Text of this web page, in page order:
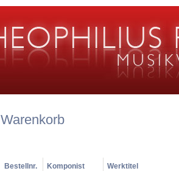
Warenkorb
Bestellnr. Komponist Werktitel